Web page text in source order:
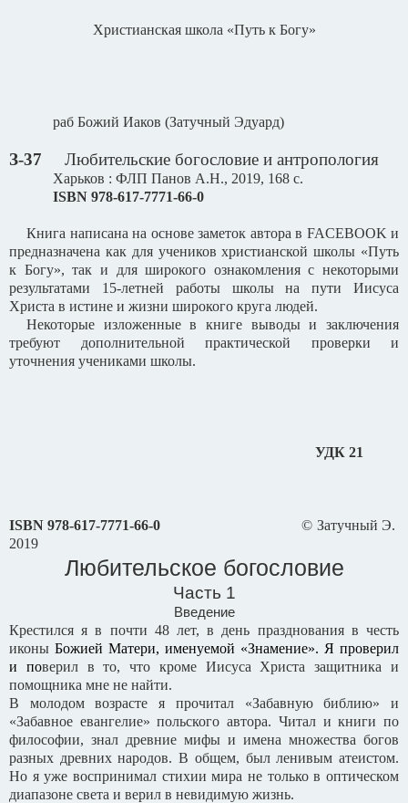
Христианская школа «Путь к Богу»
раб Божий Иаков (Затучный Эдуард)
З-37 Любительские богословие и антропология
Харьков : ФЛП Панов А.Н., 2019, 168 с.
ISBN 978-617-7771-66-0
Книга написана на основе заметок автора в FACEBOOK и
предназначена как для учеников христианской школы «Путь
к Богу», так и для широкого ознакомления с некоторыми
результатами 15-летней работы школы на пути Иисуса
Христа в истине и жизни широкого круга людей.
Некоторые изложенные в книге выводы и заключения
требуют дополнительной практической проверки и
уточнения учениками школы.
УДК 21
ISBN 978-617-7771-66-0© Затучный Э.
2019
Любительское богословие
Часть 1
Введение
Крестился я в почти 48 лет, в день празднования в честь
иконы Божией Матери, именуемой «Знамение». Я проверил
и поверил в то, что кроме Иисуса Христа защитника и
помощника мне не найти.
В молодом возрасте я прочитал «Забавную библию» и
«Забавное евангелие» польского автора. Читал и книги по
философии, знал древние мифы и имена множества богов
разных древних народов. В общем, был ленивым атеистом.
Но я уже воспринимал стихии мира не только в оптическом
диапазоне света и верил в невидимую жизнь.